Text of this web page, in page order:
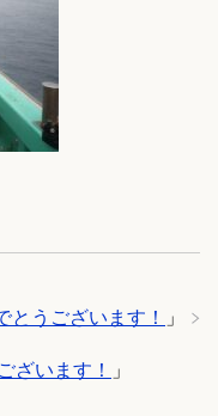
うございます！ 」
ざいます！ 」